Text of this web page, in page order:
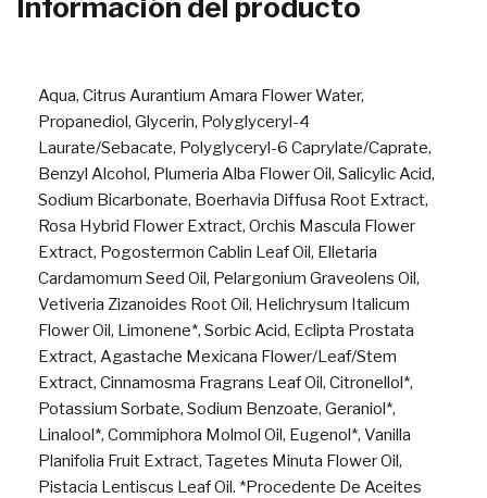
Información del producto
Aqua, Citrus Aurantium Amara Flower Water,
Propanediol, Glycerin, Polyglyceryl-4
Laurate/Sebacate, Polyglyceryl-6 Caprylate/Caprate,
Benzyl Alcohol, Plumeria Alba Flower Oil, Salicylic Acid,
Sodium Bicarbonate, Boerhavia Diffusa Root Extract,
Rosa Hybrid Flower Extract, Orchis Mascula Flower
Extract, Pogostermon Cablin Leaf Oil, Elletaria
Cardamomum Seed Oil, Pelargonium Graveolens Oil,
Vetiveria Zizanoides Root Oil, Helichrysum Italicum
Flower Oil, Limonene*, Sorbic Acid, Eclipta Prostata
Extract, Agastache Mexicana Flower/Leaf/Stem
Extract, Cinnamosma Fragrans Leaf Oil, Citronellol*,
Potassium Sorbate, Sodium Benzoate, Geraniol*,
Linalool*, Commiphora Molmol Oil, Eugenol*, Vanilla
Planifolia Fruit Extract, Tagetes Minuta Flower Oil,
Pistacia Lentiscus Leaf Oil. *Procedente De Aceites